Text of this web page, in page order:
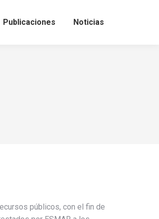
Publicaciones Noticias
públicos, con el fin de